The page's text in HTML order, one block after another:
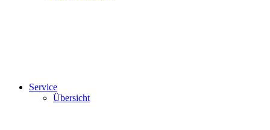
Service
Übersicht